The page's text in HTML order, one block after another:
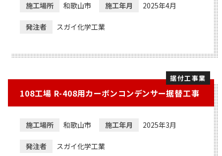
施工場所 和歌山市 施工年月 2025年4月
発注者 スガイ化学工業
据付工事業
108工場 R-408用カーボンコンデンサー据替工事
施工場所 和歌山市 施工年月 2025年3月
発注者 スガイ化学工業